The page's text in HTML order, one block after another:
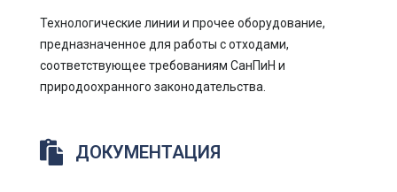
Технологические линии и прочее оборудование,
предназначенное для работы с отходами,
соответствующее требованиям СанПиН и
природоохранного законодательства.
ДОКУМЕНТАЦИЯ